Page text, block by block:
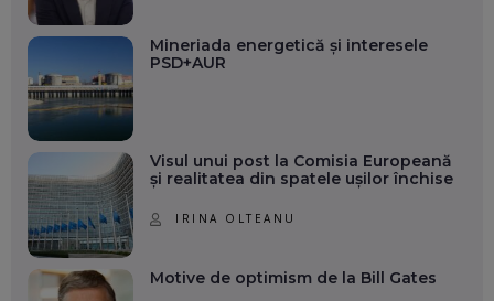
Mineriada energetică și interesele
PSD+AUR
Visul unui post la Comisia Europeană
și realitatea din spatele ușilor închise
IRINA OLTEANU
Motive de optimism de la Bill Gates